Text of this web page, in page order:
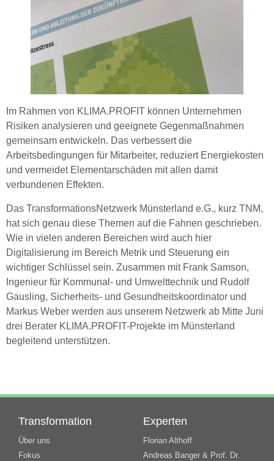
Im Rahmen von KLIMA.PROFIT können Unternehmen
Risiken analysieren und geeignete Gegenmaßnahmen
gemeinsam entwickeln. Das verbessert die
Arbeitsbedingungen für Mitarbeiter, reduziert Energiekosten
und vermeidet Elementarschäden mit allen damit
verbundenen Effekten.
Das TransformationsNetzwerk Münsterland e.G., kurz TNM,
hat sich genau diese Themen auf die Fahnen geschrieben.
Wie in vielen anderen Bereichen wird auch hier
Digitalisierung im Bereich Metrik und Steuerung ein
wichtiger Schlüssel sein. Zusammen mit Frank Samson,
Ingenieur für Kommunal- und Umwelttechnik und Rudolf
Gausling, Sicherheits- und Gesundheitskoordinator und
Markus Weber werden aus unserem Netzwerk ab Mitte Juni
drei Berater KLIMA.PROFIT-Projekte im Münsterland
begleitend unterstützen.
Transformation
Über uns
Fokus
Experten
Florian Althoff
Andreas Banger & Prof. Dr.